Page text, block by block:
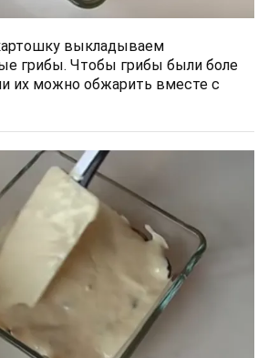
выкладываем
грибы. Чтобы грибы были боле
их можно обжарить вместе с